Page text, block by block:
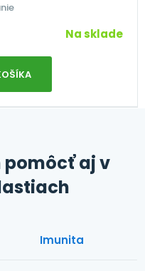
Na sklade
pomôcť aj v
Imunita